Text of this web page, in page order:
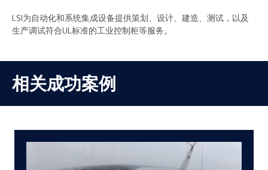
LSI为自动化和系统集成设备提供策划、设计、建造、测试，以及
生产调试符合UL标准的工业控制柜等服务。
相关成功案例